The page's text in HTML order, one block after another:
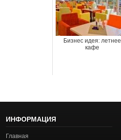
Бизнес идея: летнее
кафе
ИНФОРМАЦИЯ
Главная